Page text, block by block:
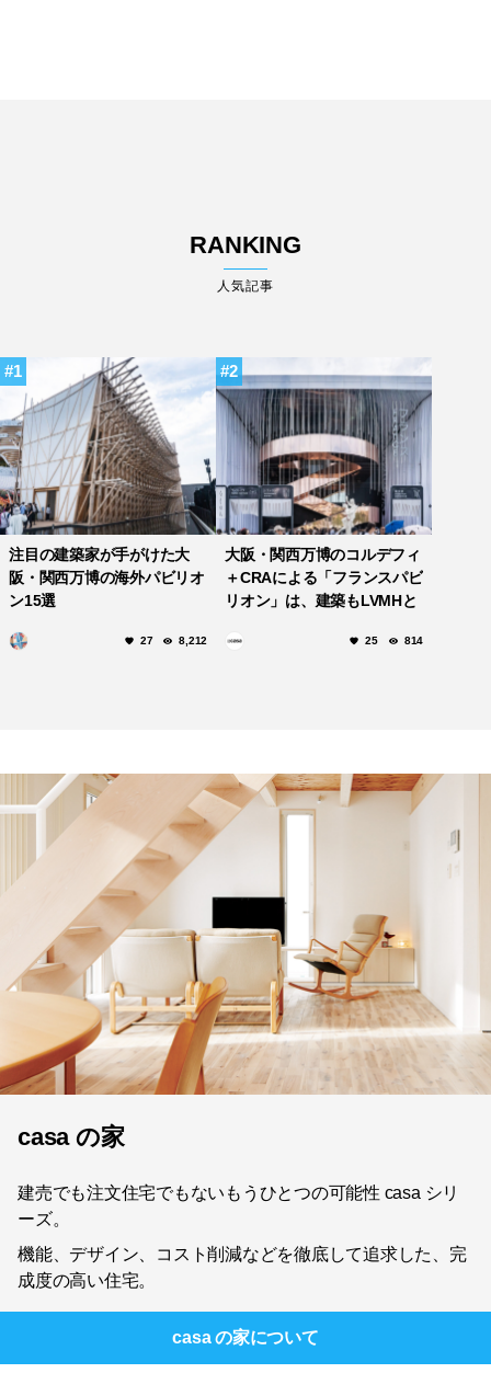
RANKING
人気記事
1
注目の建築家が手がけた大
阪・関西万博の海外パビリオ
ン15選
27 8,212
2
大阪・関西万博のコルデフィ
＋CRAによる「フランスパビ
リオン」は、建築もLVMHと
い！
25 814
casa の家
建売でも注文住宅でもないもうひとつの可能性 casa シリ
ーズ。
機能、デザイン、コスト削減などを徹底して追求した、完
成度の高い住宅。
casa の家について